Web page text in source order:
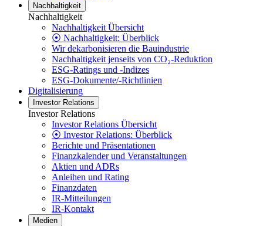
Nachhaltigkeit
Nachhaltigkeit
Nachhaltigkeit Übersicht
⦿ Nachhaltigkeit: Überblick
Wir dekarbonisieren die Bauindustrie
Nachhaltigkeit jenseits von CO₂-Reduktion
ESG-Ratings und -Indizes
ESG-Dokumente/-Richtlinien
Digitalisierung
Investor Relations
Investor Relations
Investor Relations Übersicht
⦿ Investor Relations: Überblick
Berichte und Präsentationen
Finanzkalender und Veranstaltungen
Aktien und ADRs
Anleihen und Rating
Finanzdaten
IR-Mitteilungen
IR-Kontakt
Medien